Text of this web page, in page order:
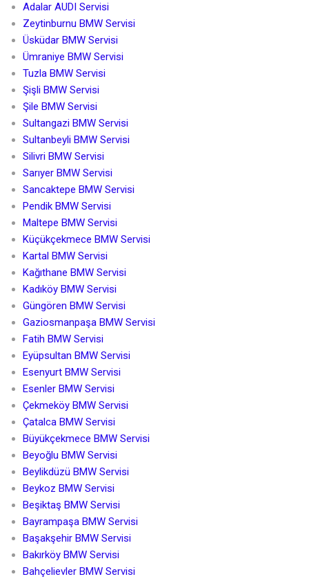
Adalar AUDI Servisi
Zeytinburnu BMW Servisi
Üsküdar BMW Servisi
Ümraniye BMW Servisi
Tuzla BMW Servisi
Şişli BMW Servisi
Şile BMW Servisi
Sultangazi BMW Servisi
Sultanbeyli BMW Servisi
Silivri BMW Servisi
Sarıyer BMW Servisi
Sancaktepe BMW Servisi
Pendik BMW Servisi
Maltepe BMW Servisi
Küçükçekmece BMW Servisi
Kartal BMW Servisi
Kağıthane BMW Servisi
Kadıköy BMW Servisi
Güngören BMW Servisi
Gaziosmanpaşa BMW Servisi
Fatih BMW Servisi
Eyüpsultan BMW Servisi
Esenyurt BMW Servisi
Esenler BMW Servisi
Çekmeköy BMW Servisi
Çatalca BMW Servisi
Büyükçekmece BMW Servisi
Beyoğlu BMW Servisi
Beylikdüzü BMW Servisi
Beykoz BMW Servisi
Beşiktaş BMW Servisi
Bayrampaşa BMW Servisi
Başakşehir BMW Servisi
Bakırköy BMW Servisi
Bahçelievler BMW Servisi